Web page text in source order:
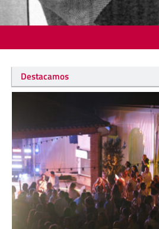
Destacamos